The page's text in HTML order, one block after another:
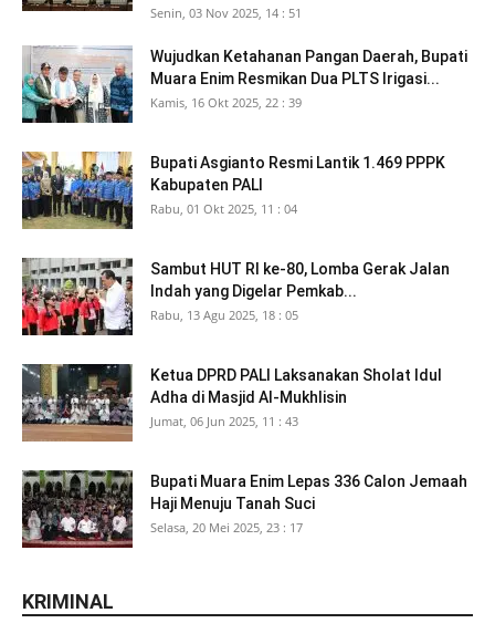
Senin, 03 Nov 2025, 14 : 51
Wujudkan Ketahanan Pangan Daerah, Bupati
Muara Enim Resmikan Dua PLTS Irigasi...
Kamis, 16 Okt 2025, 22 : 39
Bupati Asgianto Resmi Lantik 1.469 PPPK
Kabupaten PALI
Rabu, 01 Okt 2025, 11 : 04
Sambut HUT RI ke-80, Lomba Gerak Jalan
Indah yang Digelar Pemkab...
Rabu, 13 Agu 2025, 18 : 05
Ketua DPRD PALI Laksanakan Sholat Idul
Adha di Masjid Al-Mukhlisin
Jumat, 06 Jun 2025, 11 : 43
Bupati Muara Enim Lepas 336 Calon Jemaah
Haji Menuju Tanah Suci
Selasa, 20 Mei 2025, 23 : 17
KRIMINAL